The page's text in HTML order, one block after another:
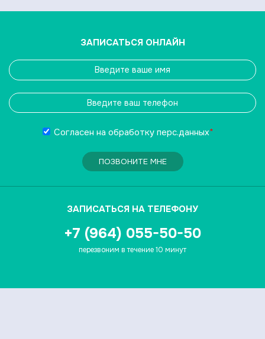
ЗАПИСАТЬСЯ ОНЛАЙН
Согласен на обработку перс.данных*
ПОЗВОНИТЕ МНЕ
ЗАПИСАТЬСЯ НА ТЕЛЕФОНУ
+7 (964) 055-50-50
перезвоним в течение 10 минут